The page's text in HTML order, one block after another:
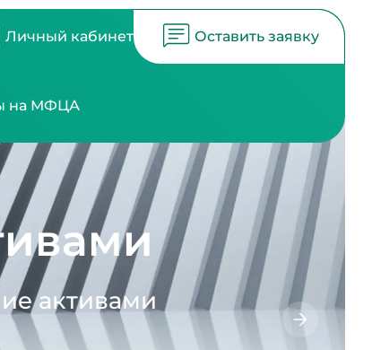
Личный кабинет Оставить заявку
на МФЦА